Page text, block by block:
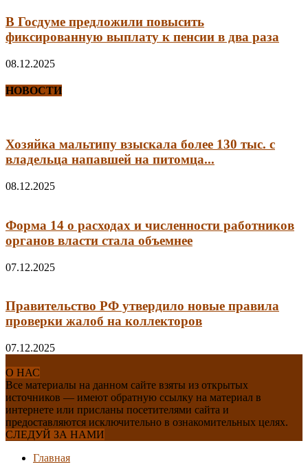
В Госдуме предложили повысить
фиксированную выплату к пенсии в два раза
08.12.2025
НОВОСТИ
Хозяйка мальтипу взыскала более 130 тыс. с
владельца напавшей на питомца...
08.12.2025
Форма 14 о расходах и численности работников
органов власти стала объемнее
07.12.2025
Правительство РФ утвердило новые правила
проверки жалоб на коллекторов
07.12.2025
О НАС
Все материалы на данном сайте взяты из открытых
источников — имеют обратную ссылку на материал в
интернете или присланы посетителями сайта и
предоставляются исключительно в ознакомительных целях.
СЛЕДУЙ ЗА НАМИ
Главная